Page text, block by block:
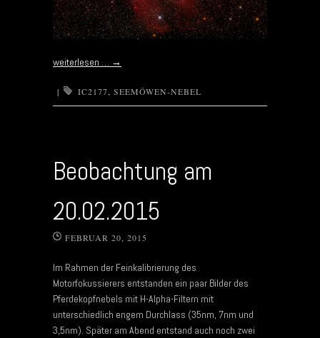
weiterlesen … →
| IC2177, SEEMÖWEN-NEBEL
Beobachtung am
20.02.2015
FEBRUAR 20, 2015
Im Rahmen der Feinkalibrierung des
Motorfokussierers entstanden ein paar Bilder des
Pferdekopfnebels mit H-Alpha-Filtern mit
unterschiedlich engem Durchlass (35nm, 7nm und
3,5nm). Später am Abend entstand auch noch zwei